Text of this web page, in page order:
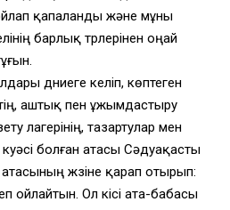
қапаланды және мұны
барлық түрлерінен оңай
дүниеге келіп, көптеген
аштық пен ұжымдастыру
лагерінің, тазартулар мен
куәсі болған атасы Сәдуақасты
жүзіне қарап отырып:
ойлайтын. Ол кісі ата-бабасы